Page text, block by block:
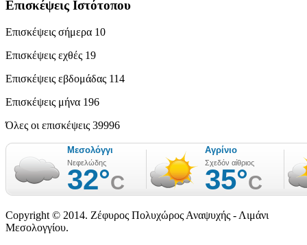
Επισκέψεις Ιστότοπου
Επισκέψεις σήμερα 10
Επισκέψεις εχθές 19
Επισκέψεις εβδομάδας 114
Επισκέψεις μήνα 196
Όλες οι επισκέψεις 39996
Copyright © 2014. Ζέφυρος Πολυχώρος Αναψυχής - Λιμάνι
Μεσολογγίου.